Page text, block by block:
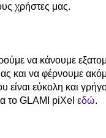
χρήστες μας.
να κάνουμε
και να φέρνουμε
είναι εύκολη και
το GLAMI piXel εδώ.